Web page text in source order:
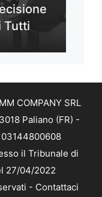
Tutti
COMPANY SRL
Paliano (FR) -
03144800608
il Tribunale di
27/04/2022
- Contattaci